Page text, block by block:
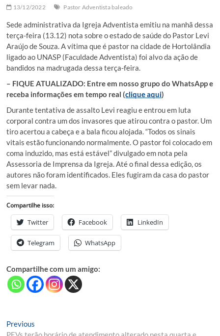
13/12/2022 Pastor Adventista baleado
Sede administrativa da Igreja Adventista emitiu na manhã dessa
terça-feira (13.12) nota sobre o estado de saúde do Pastor Levi
Araújo de Souza. A vítima que é pastor na cidade de Hortolândia
ligado ao UNASP (Faculdade Adventista) foi alvo da ação de
bandidos na madrugada dessa terça-feira.
– FIQUE ATUALIZADO: Entre em nosso grupo do WhatsApp e
receba informações em tempo real (clique aqui)
Durante tentativa de assalto Levi reagiu e entrou em luta
corporal contra um dos invasores que atirou contra o pastor. Um
tiro acertou a cabeça e a bala ficou alojada. “Todos os sinais
vitais estão funcionando normalmente. O pastor foi colocado em
coma induzido, mas está estável” divulgado em nota pela
Assessoria de Imprensa da Igreja. Até o final dessa edição, os
autores não foram identificados. Eles fugiram da casa do pastor
sem levar nada.
Compartilhe isso:
Twitter Facebook LinkedIn
Telegram WhatsApp
Compartilhe com um amigo:
Navegação
Previous
post: